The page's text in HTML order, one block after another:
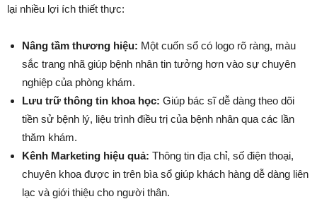
lại nhiều lợi ích thiết thực:
Nâng tầm thương hiệu: Một cuốn sổ có logo rõ ràng, màu
sắc trang nhã giúp bệnh nhân tin tưởng hơn vào sự chuyên
nghiệp của phòng khám.
Lưu trữ thông tin khoa học: Giúp bác sĩ dễ dàng theo dõi
tiền sử bệnh lý, liệu trình điều trị của bệnh nhân qua các lần
thăm khám.
Kênh Marketing hiệu quả: Thông tin địa chỉ, số điện thoại,
chuyên khoa được in trên bìa sổ giúp khách hàng dễ dàng liên
lạc và giới thiệu cho người thân.